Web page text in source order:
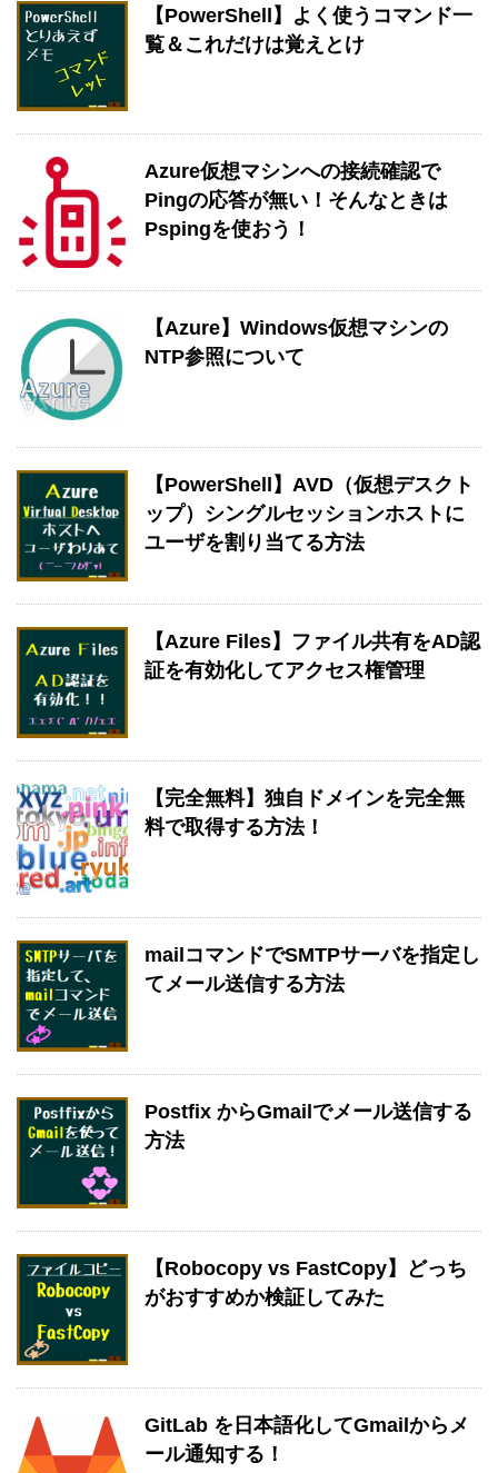
【PowerShell】よく使うコマンド一
覧＆これだけは覚えとけ
Azure仮想マシンへの接続確認で
Pingの応答が無い！そんなときは
Pspingを使おう！
【Azure】Windows仮想マシンの
NTP参照について
【PowerShell】AVD（仮想デスクト
ップ）シングルセッションホストに
ユーザを割り当てる方法
【Azure Files】ファイル共有をAD認
証を有効化してアクセス権管理
【完全無料】独自ドメインを完全無
料で取得する方法！
mailコマンドでSMTPサーバを指定し
てメール送信する方法
Postfix からGmailでメール送信する
方法
【Robocopy vs FastCopy】どっち
がおすすめか検証してみた
GitLab を日本語化してGmailからメ
ール通知する！